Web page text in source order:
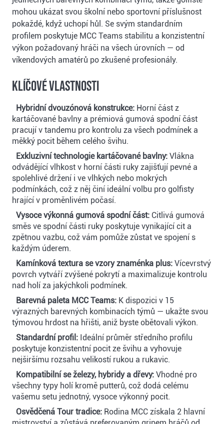
mohou ukázat svou školní nebo sportovní příslušnost
pokaždé, když uchopí hůl. Se svým standardním
profilem poskytuje MCC Teams stabilitu a konzistentní
výkon požadovaný hráči na všech úrovních — od
víkendových amatérů po zkušené profesionály.
Klíčové vlastnosti
Hybridní dvouzónová konstrukce: Horní část z
kartáčované bavlny a prémiová gumová spodní část
pracují v tandemu pro kontrolu za všech podmínek a
měkký pocit během celého švihu.
Exkluzivní technologie kartáčované bavlny: Vlákna
odvádějící vlhkost v horní části ruky zajišťují pevné a
spolehlivé držení i ve vlhkých nebo mokrých
podmínkách, což z něj činí ideální volbu pro golfisty
hrající v proměnlivém počasí.
Vysoce výkonná gumová spodní část: Citlivá gumová
směs ve spodní části ruky poskytuje vynikající cit a
zpětnou vazbu, což vám pomůže zůstat ve spojení s
každým úderem.
Kamínková textura se vzory znaménka plus: Vícevrstvý
povrch vytváří zvýšené pokrytí a maximalizuje kontrolu
nad holí za jakýchkoli podmínek.
Barevná paleta MCC Teams: K dispozici v 15
výrazných barevných kombinacích týmů — ukažte svou
týmovou hrdost na hřišti, aniž byste obětovali výkon.
Standardní profil: Ideální průměr středního profilu
poskytuje konzistentní pocit ze švihu a vyhovuje
nejširšímu rozsahu velikostí rukou a rukavic.
Kompatibilní se železy, hybridy a dřevy: Vhodné pro
všechny typy holí kromě putterů, což dodá celému
vašemu setu jednotný, vysoce výkonný pocit.
Osvědčená Tour tradice: Rodina MCC získala 2 hlavní